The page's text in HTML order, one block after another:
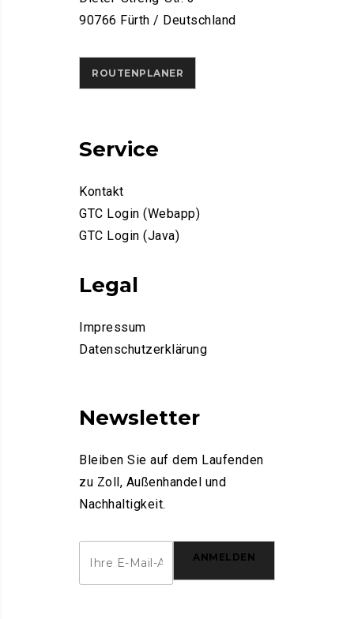
90766 Fürth / Deutschland
ROUTENPLANER
Service
Kontakt
GTC Login (Webapp)
GTC Login (Java)
Legal
Impressum
Datenschutzerklärung
Newsletter
Bleiben Sie auf dem Laufenden
zu Zoll, Außenhandel und
Nachhaltigkeit.
ANMELDEN